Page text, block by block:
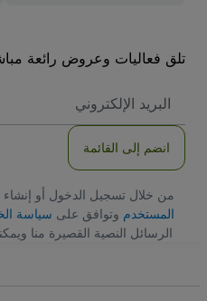
تلق فعاليات وعروض رائعة
الاكتروني
انضم إلى القائمة
من خلال تسجيل الدخول أو
المستخدم وتوافق على سياسة
الرسائل النصية القصيرة منا